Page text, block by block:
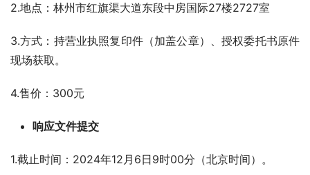
2.地点：林州市红旗渠大道东段中房国际27楼2727室
3.方式：持营业执照复印件（加盖公章）、授权委托书原件
现场获取。
4.售价：300元
响应文件提交
1.截止时间：2024年12月6日9时00分（北京时间）。